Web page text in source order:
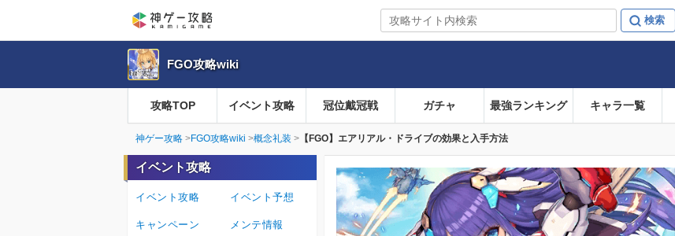
FGO攻略wiki
攻略TOP イベント攻略 冠位戴冠戦 ガチャ 最強ランキング キャラ一覧
神ゲー攻略 FGO攻略wiki 概念礼装 【FGO】エアリアル・ドライブの効果と入手方法
イベント攻略
イベント攻略 イベント予想
キャンペーン メンテ情報